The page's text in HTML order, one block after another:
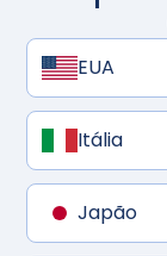
EUA
Itália
Japão